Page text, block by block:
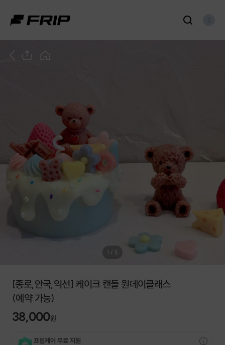
1 / 5
[종로,안국,익선] 케이크 캔들 원데이클래스
(예약 가능)
38,000원
프립케어 무료 지원